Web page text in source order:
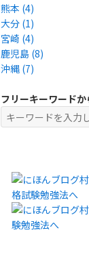
熊本 (4)
大分 (1)
宮崎 (4)
鹿児島 (8)
沖縄 (7)
フリーキーワードか